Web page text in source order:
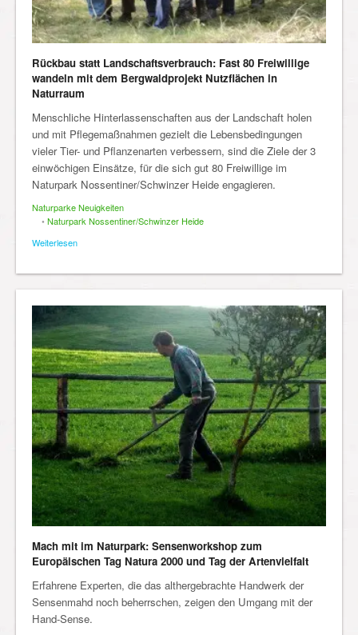
Rückbau statt Landschaftsverbrauch: Fast 80 Freiwillige
wandeln mit dem Bergwaldprojekt Nutzflächen in
Naturraum
Menschliche Hinterlassenschaften aus der Landschaft holen
und mit Pflegemaßnahmen gezielt die Lebensbedingungen
vieler Tier- und Pflanzenarten verbessern, sind die Ziele der 3
einwöchigen Einsätze, für die sich gut 80 Freiwillige im
Naturpark Nossentiner/Schwinzer Heide engagieren.
Naturparke Neuigkeiten
• Naturpark Nossentiner/Schwinzer Heide
Weiterlesen
Mach mit im Naturpark: Sensenworkshop zum
Europäischen Tag Natura 2000 und Tag der Artenvielfalt
Erfahrene Experten, die das althergebrachte Handwerk der
Sensenmahd noch beherrschen, zeigen den Umgang mit der
Hand-Sense.